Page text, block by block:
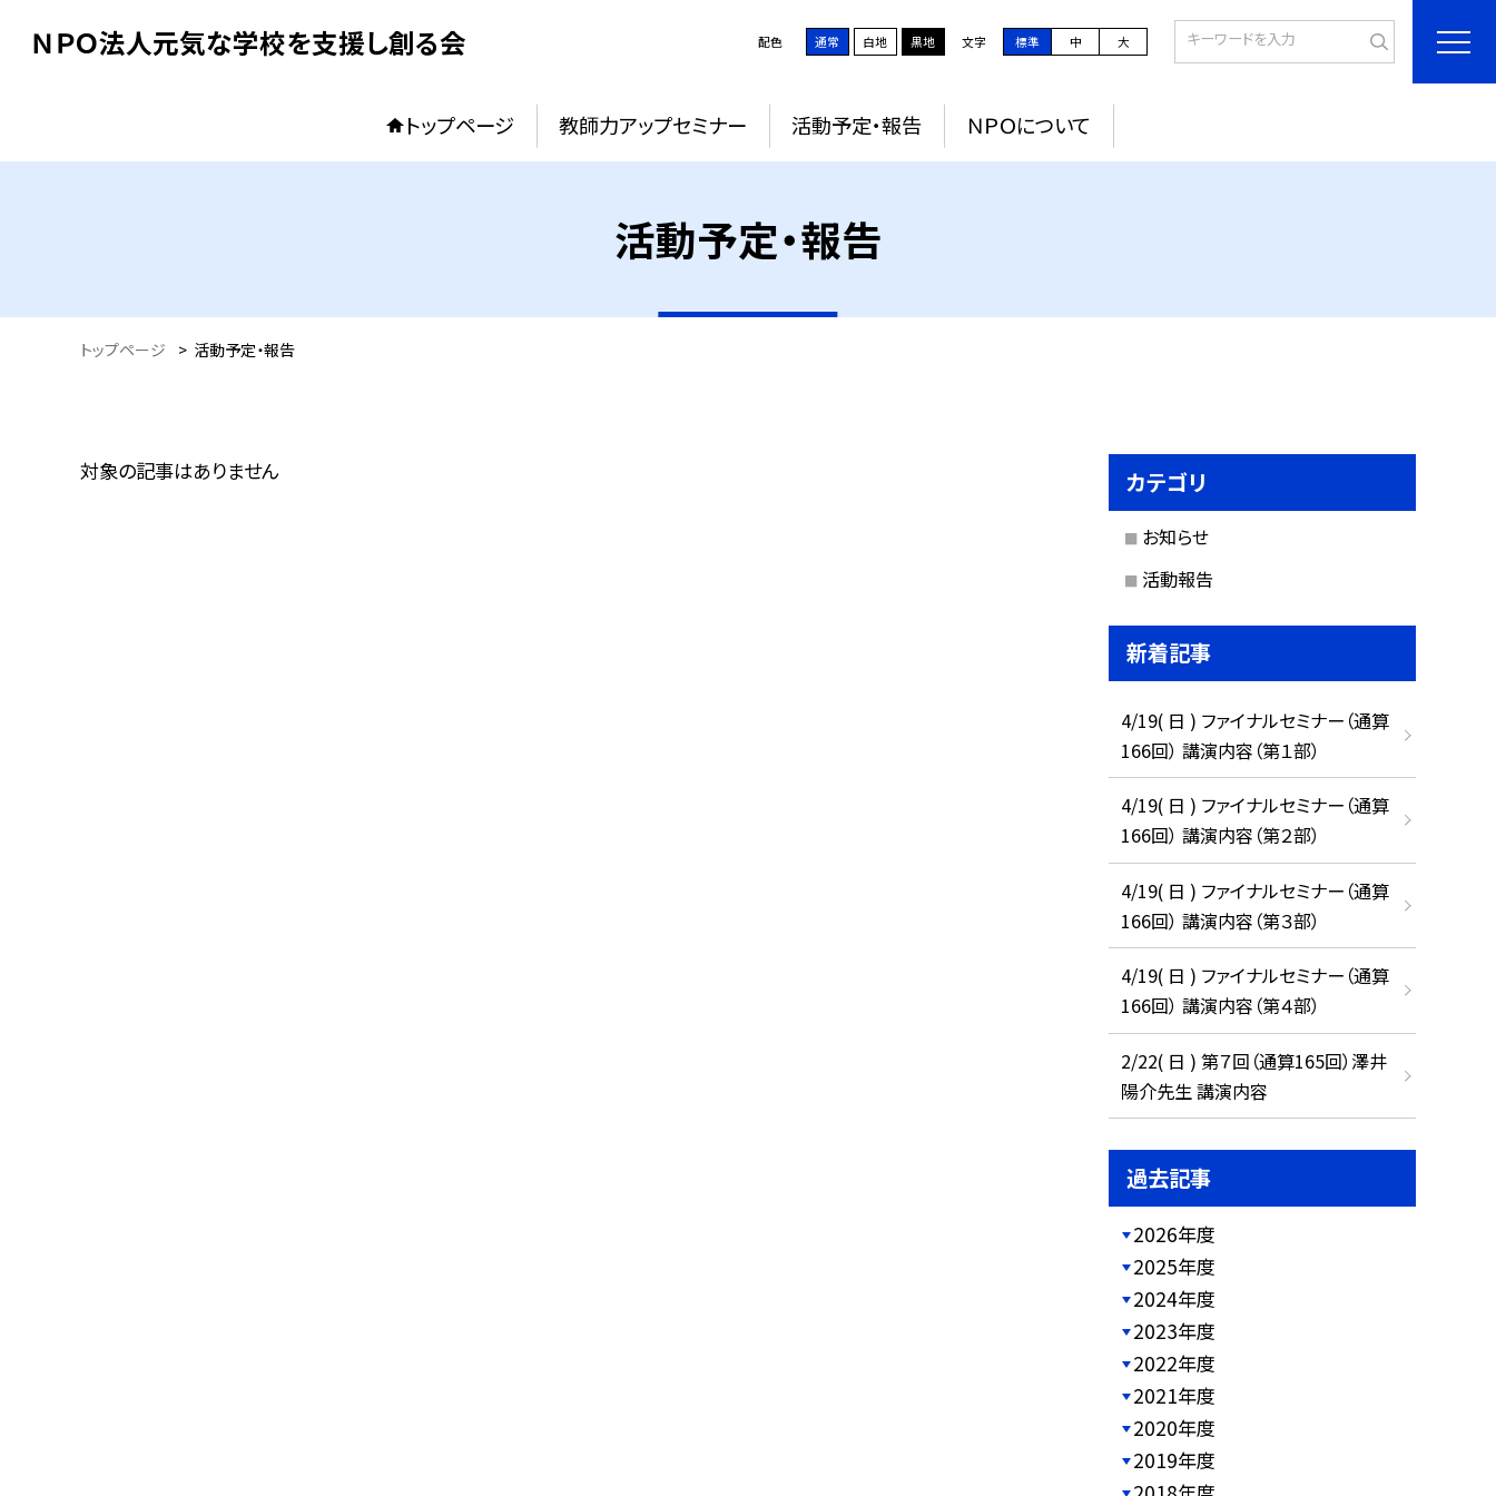
ＮＰＯ法人元気な学校を支援し創る会 配色 通常 白地 黒地 文字 標準 中 大
トップページ 教師力アップセミナー 活動予定・報告 ＮＰＯについて
活動予定・報告
トップページ > 活動予定・報告
対象の記事はありません カテゴリ
お知らせ
活動報告
新着記事
4/19( 日 ) ファイナルセミナー（通算
166回） 講演内容（第１部）
4/19( 日 ) ファイナルセミナー（通算
166回） 講演内容（第２部）
4/19( 日 ) ファイナルセミナー（通算
166回） 講演内容（第３部）
4/19( 日 ) ファイナルセミナー（通算
166回） 講演内容（第４部）
2/22( 日 ) 第７回（通算165回）澤井
陽介先生 講演内容
過去記事
2026年度
2025年度
2024年度
2023年度
2022年度
2021年度
2020年度
2019年度